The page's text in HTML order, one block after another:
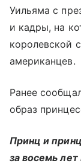
Уильяма с
и кадры, на
королевской
американцев.
Ранее
образ
Принц и
за восемь